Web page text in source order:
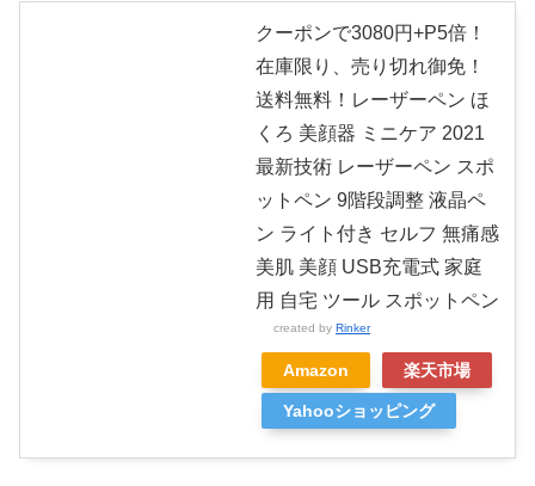
クーポンで3080円+P5倍！
在庫限り、売り切れ御免！
送料無料！レーザーペン ほ
くろ 美顔器 ミニケア 2021
最新技術 レーザーペン スポ
ットペン 9階段調整 液晶ペ
ン ライト付き セルフ 無痛感
美肌 美顔 USB充電式 家庭
用 自宅 ツール スポットペン
created by Rinker
Amazon 楽天市場
Yahooショッピング